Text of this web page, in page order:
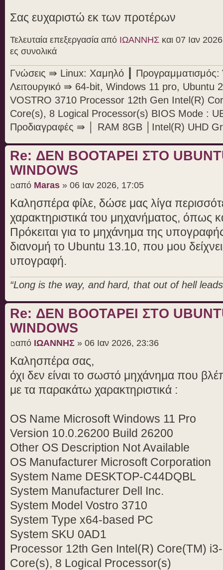
Σας ευχαριστώ εκ των προτέρων
Τελευταία επεξεργασία από ΙΩΑΝΝΗΣ και 07 Ιαν
ες συνολικά
Γνώσεις ⇛ Linux: Χαμηλό ┃ Προγραμματισμός:
Λειτουργικό ⇛ 64-bit, Windows 11 pro, Ubuntu
VOSTRO 3710 Processor 12th Gen Intel(R)
Core(s), 8 Logical Processor(s) BIOS Mode :
Προδιαγραφές ⇛ │ RAM 8GB │Intel(R) UHD
Re: ΔΕΝ BOOTAΡΕΙ ΣΤΟ
WINDOWS
από Maras » 06 Ιαν 2026, 17:05
Καλησπέρα φίλε, δώσε μας λίγα
χαρακτηριστικά του μηχανήματος, όπως
Πρόκειται για το μηχάνημα της
διανομή το Ubuntu 13.10, που μου
υπογραφή.
“Long is the way, and hard, that out of hell
Re: ΔΕΝ BOOTAΡΕΙ ΣΤΟ
WINDOWS
από ΙΩΑΝΝΗΣ » 06 Ιαν 2026, 23:36
Καλησπέρα σας,
όχι δεν είναι το σωστό μηχάνημα που
με τα παρακάτω χαρακτηριστικά :
OS Name Microsoft Windows 11 Pro
Version 10.0.26200 Build 26200
Other OS Description Not Available
OS Manufacturer Microsoft Corporation
System Name DESKTOP-C44DQBL
System Manufacturer Dell Inc.
System Model Vostro 3710
System Type x64-based PC
System SKU 0AD1
Processor 12th Gen Intel(R) Core(TM)
Core(s), 8 Logical Processor(s)